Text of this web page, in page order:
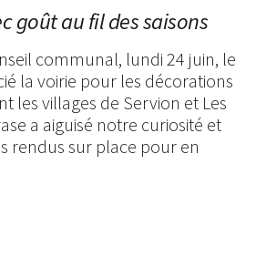
goût au fil des saisons
communal, lundi 24 juin, le
la voirie pour les décorations
les villages de Servion et Les
a aiguisé notre curiosité et
rendus sur place pour en